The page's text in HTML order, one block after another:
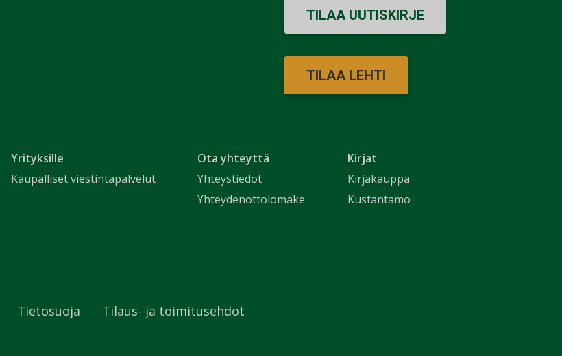
Yrityksille
Kaupalliset viestintäpalvelut
Ota yhteyttä
Yhteystiedot
Yhteydenottolomake
Kirjat
Kirjakauppa
Kustantamo
TILAA UUTISKIRJE
TILAA LEHTI
Tietosuoja Tilaus- ja toimitusehdot